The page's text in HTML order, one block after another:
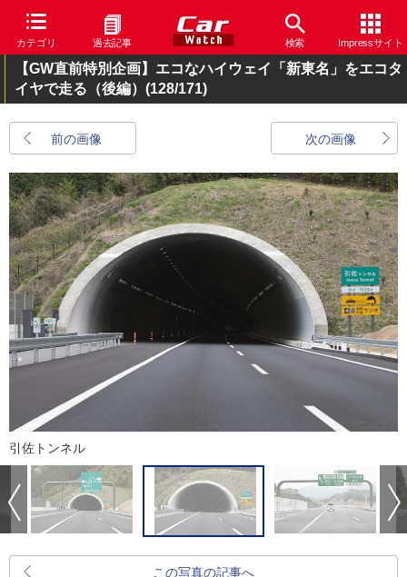
カテゴリ 過去記事 検索 Impressサイト
【GW直前特別企画】エコなハイウェイ「新東名」をエコタ
イヤで走る（後編） (128/171)
前の画像 次の画像
引佐トンネル
この写真の記事へ